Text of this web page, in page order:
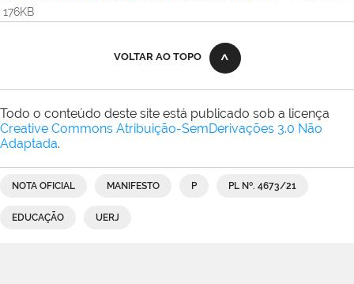
176KB
VOLTAR AO TOPO
Todo o conteúdo deste site está publicado sob a licença
Creative Commons Atribuição-SemDerivações 3.0 Não
Adaptada.
NOTA OFICIAL MANIFESTO P PL Nº. 4673/21
EDUCAÇÃO UERJ